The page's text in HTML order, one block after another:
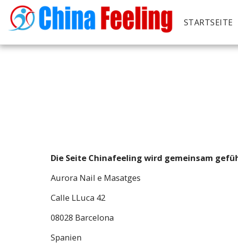
STARTSEITE
Die Seite Chinafeeling wird gemeinsam
Aurora Nail e Masatges
Calle LLuca 42
08028 Barcelona
Spanien